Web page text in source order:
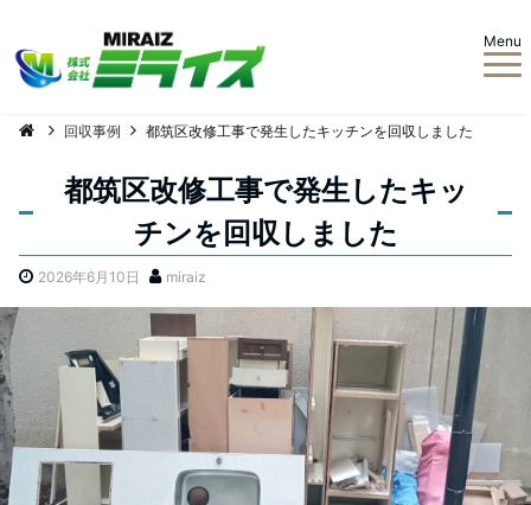
Menu
回収事例 都筑区改修工事で発生したキッチンを回収しました
都筑区改修工事で発生したキッ
チンを回収しました
2026年6月10日 miraiz